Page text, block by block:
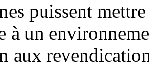
puissent
à un
aux